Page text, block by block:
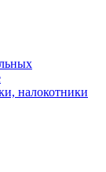
налокотники